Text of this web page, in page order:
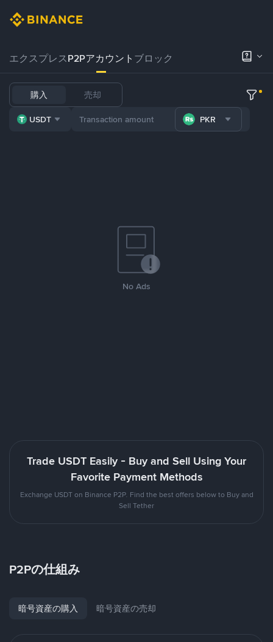
エクスプレスP2Pアカウント ブロック
購入 売却
USDT PKR
No Ads
Trade USDT Easily - Buy and Sell Using Your
Favorite Payment Methods
Exchange USDT on Binance P2P. Find the best offers below to Buy and
Sell Tether
P2Pの仕組み
暗号資産の購入 暗号資産の売却